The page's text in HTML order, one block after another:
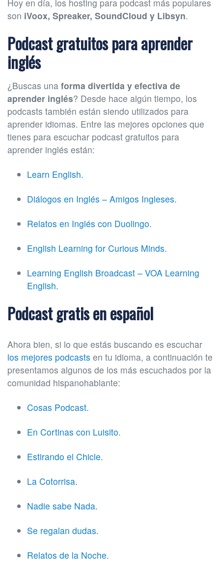
Hoy en día, los hosting para podcast más populares
son iVoox, Spreaker, SoundCloud y Libsyn.
Podcast gratuitos para aprender
inglés
¿Buscas una forma divertida y efectiva de
aprender inglés? Desde hace algún tiempo, los
podcasts también están siendo utilizados para
aprender idiomas. Entre las mejores opciones que
tienes para escuchar podcast gratuitos para
aprender inglés están:
Learn English.
Diálogos en Inglés – Amigos Ingleses.
Relatos en Inglés con Duolingo.
English Learning for Curious Minds.
Learning English Broadcast – VOA Learning
English.
Podcast gratis en español
Ahora bien, si lo que estás buscando es escuchar
los mejores podcasts en tu idioma, a continuación te
presentamos algunos de los más escuchados por la
comunidad hispanohablante:
Cosas Podcast.
En Cortinas con Luisito.
Estirando el Chicle.
La Cotorrisa.
Nadie sabe Nada.
Se regalan dudas.
Relatos de la Noche.